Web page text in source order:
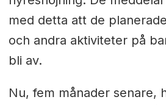
med detta att de
och andra aktiviteter på
bli av.
Nu, fem månader senare,